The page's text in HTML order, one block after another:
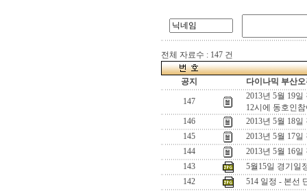
전체 자료수 : 147 건
공지 다이나믹 부산
147
2013년 5월 19
12시에 동호인
146
2013년 5월 18
145
2013년 5월 17
144
2013년 5월 16
143
5월15일 경기일
142
514 일정 - 본선